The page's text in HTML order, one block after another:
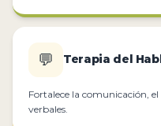
💬 Terapia del
Fortalece la comunicación,
verbales.